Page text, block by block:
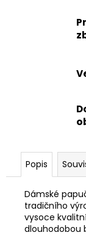
Popis
Dámské
tradičního
vysoce
dlouhodobou